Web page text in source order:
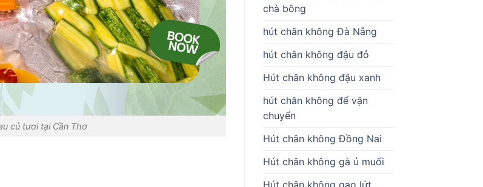
củ tươi tại Cần Thơ
chà bông
hút chân không Đà Nẵng
hút chân không đậu đỏ
Hút chân không đậu xanh
hút chân không để vận
chuyển
Hút chân không Đồng Nai
Hút chân không gà ủ muối
Hút chân không gạo lứt